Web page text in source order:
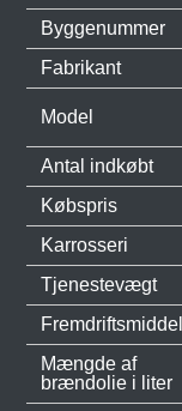
Byggenummer
Fabrikant
Model
Antal indkøbt
Købspris
Karrosseri
Tjenestevægt
Fremdriftsmiddel
Mængde af
brændolie i liter